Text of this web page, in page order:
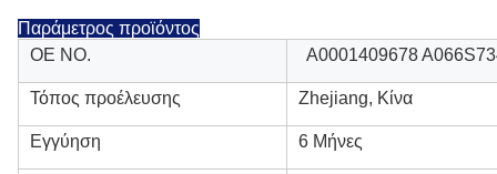
Παράμετρος προϊόντος
OE NO.
A0001409678
Τόπος προέλευσης Zhejiang, Κίνα
Εγγύηση 6 Μήνες